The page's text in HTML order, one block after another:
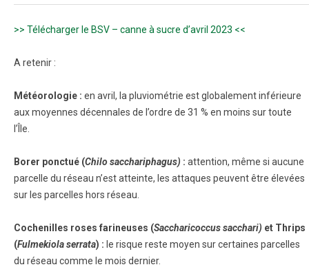
>> Télécharger le BSV – canne à sucre d’avril 2023 <<
A retenir :
Météorologie : en avril, la pluviométrie est globalement inférieure
aux moyennes décennales de l’ordre de 31 % en moins sur toute
l’Île.
Borer ponctué (Chilo sacchariphagus) : attention, même si aucune
parcelle du réseau n’est atteinte, les attaques peuvent être élevées
sur les parcelles hors réseau.
Cochenilles roses farineuses (Saccharicoccus sacchari) et Thrips
(Fulmekiola serrata) : le risque reste moyen sur certaines parcelles
du réseau comme le mois dernier.